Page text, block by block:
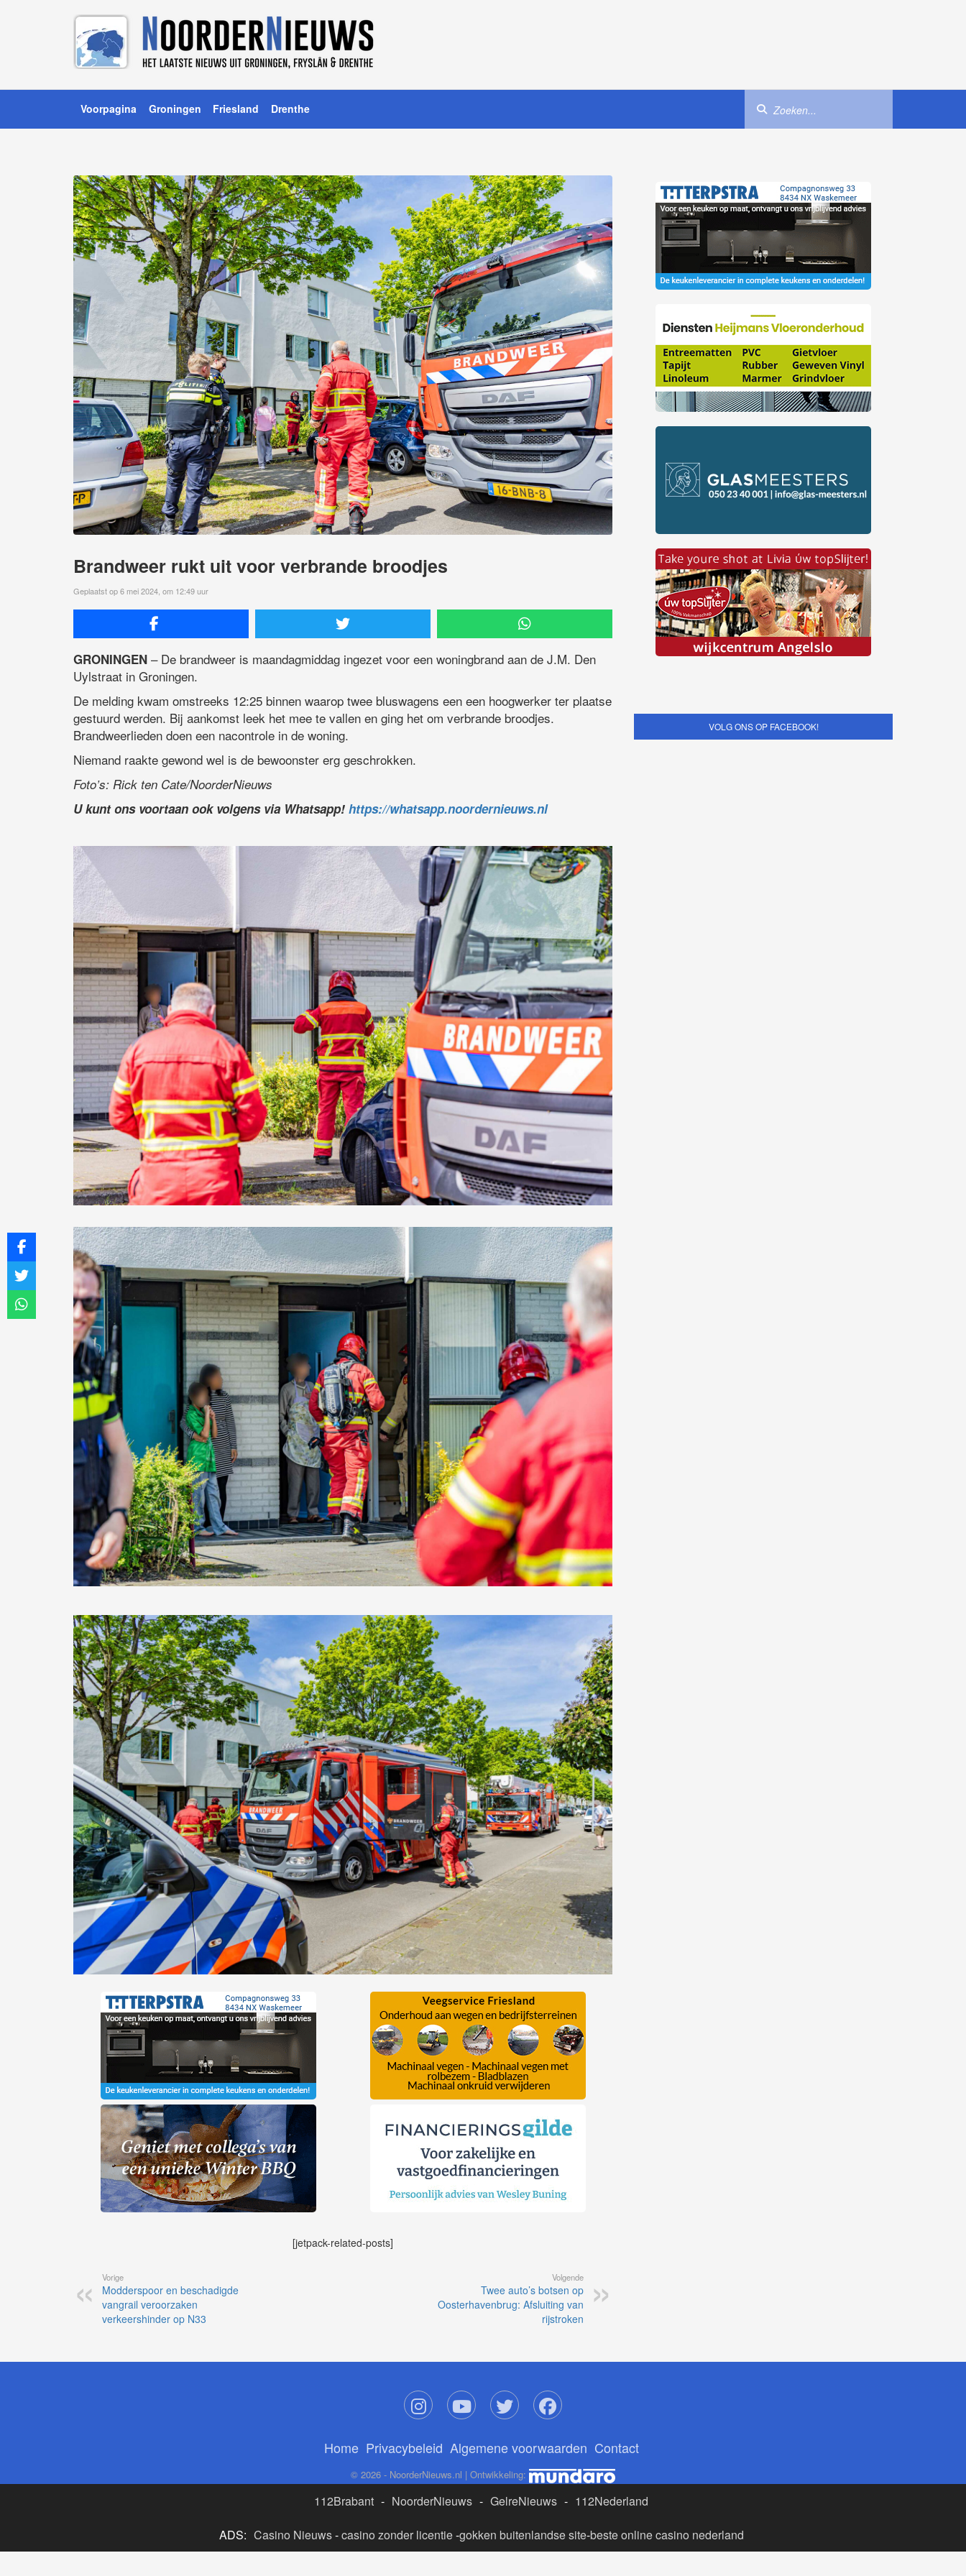
Voorpagina Groningen Friesland Drenthe
Brandweer rukt uit voor verbrande broodjes
Geplaatst op 6 mei 2024, om 12:49 uur
GRONINGEN – De brandweer is maandagmiddag ingezet voor een woningbrand aan de J.M. Den
Uylstraat in Groningen.
De melding kwam omstreeks 12:25 binnen waarop twee bluswagens een een hoogwerker ter plaatse
gestuurd werden. Bij aankomst leek het mee te vallen en ging het om verbrande broodjes.
Brandweerlieden doen een nacontrole in de woning.
Niemand raakte gewond wel is de bewoonster erg geschrokken.
Foto’s: Rick ten Cate/NoorderNieuws
U kunt ons voortaan ook volgens via Whatsapp! https://whatsapp.noordernieuws.nl
[jetpack-related-posts]
Vorige
Modderspoor en beschadigde
vangrail veroorzaken
verkeershinder op N33
Volgende
Twee auto’s botsen op
Oosterhavenbrug: Afsluiting van
rijstroken
VOLG ONS OP FACEBOOK!
Home Privacybeleid Algemene voorwaarden Contact
© 2026 - NoorderNieuws.nl | Ontwikkeling:
112Brabant - NoorderNieuws - GelreNieuws - 112Nederland
ADS: Casino Nieuws-casino zonder licentie-gokken buitenlandse site-beste online casino nederland